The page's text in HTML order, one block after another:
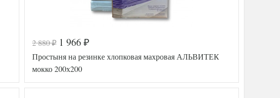
2 880₽ 1 966 ₽
Простыня на резинке хлопковая махровая АЛЬВИТЕК
мокко 200х200